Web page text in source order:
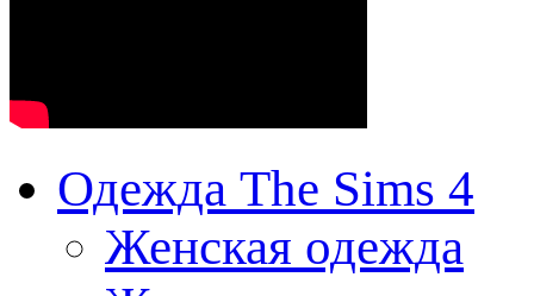
Одежда The Sims 4
Женская одежда